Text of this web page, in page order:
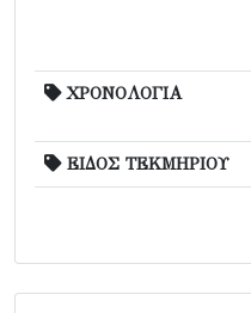
ΧΡΟΝΟΛΟΓΙΑ
ΕΙΔΟΣ ΤΕΚΜΗΡΙΟΥ